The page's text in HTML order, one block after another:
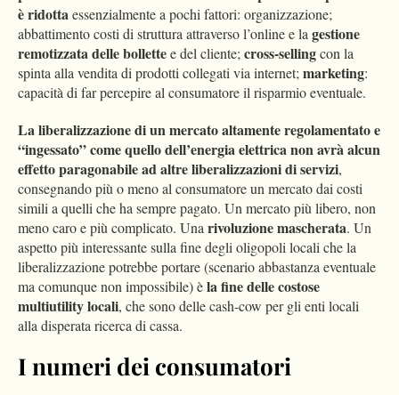
è ridotta essenzialmente a pochi fattori: organizzazione;
abbattimento costi di struttura attraverso l’online e la gestione
remotizzata delle bollettee del cliente; cross-sellingcon la
spinta alla vendita di prodotti collegati via internet; marketing:
capacità di far percepire al consumatore il risparmio eventuale.
La liberalizzazione di un mercato altamente regolamentato e
“ingessato” come quello dell’energia elettrica non avrà alcun
effetto paragonabile ad altre liberalizzazioni di servizi,
consegnando più o meno al consumatore un mercato dai costi
simili a quelli che ha sempre pagato. Un mercato più libero, non
meno caro e più complicato. Una rivoluzione mascherata. Un
aspetto più interessante sulla fine degli oligopoli locali che la
liberalizzazione potrebbe portare (scenario abbastanza eventuale
ma comunque non impossibile) èla fine delle costose
multiutility locali, che sono delle cash-cow per gli enti locali
alla disperata ricerca di cassa.
I numeri dei consumatori